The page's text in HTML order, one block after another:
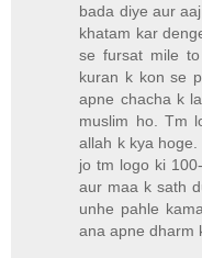
bada diye aur
khatam kar
se fursat mile
kuran k kon se
apne chacha k
muslim ho. Tm
allah k kya
jo tm logo ki
aur maa k sath
unhe pahle
ana apne dharm